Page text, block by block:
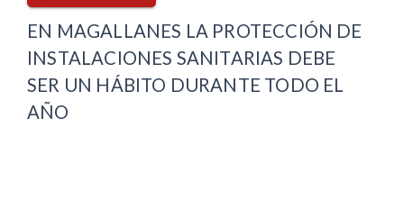
EN MAGALLANES LA PROTECCIÓN DE
INSTALACIONES SANITARIAS DEBE
SER UN HÁBITO DURANTE TODO EL
AÑO